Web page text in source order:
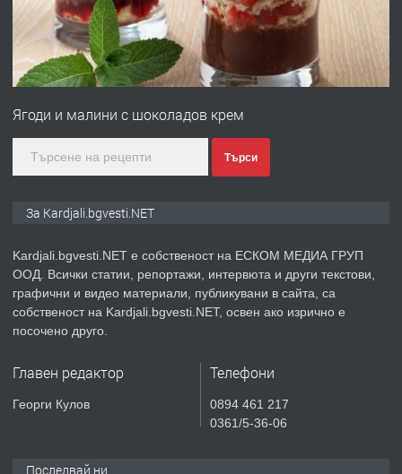
преди 7 месеца
ПРЕДЛАГА
Гараж под наем в супер център
на язовир Студен кладенец 331м2 |
преди 1 година
ПРЕДЛАГА
Курс
Ягоди и малини с шоколадов крем
Търси
За Kardjali.bgvesti.NET
Kardjali.bgvesti.NET е собственост на ЕСКОМ МЕДИА ГРУП
ООД. Всички статии, репортажи, интервюта и други текстови,
графични и видео материали, публикувани в сайта, са
собственост на Kardjali.bgvesti.NET, освен ако изрично е
посочено друго.
Главен редактор
Георги Кулов
Телефони
0894 461 217
0361/5-36-06
Последвай ни